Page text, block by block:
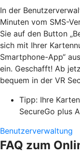
In der
Minuten vom SMS-
Sie auf den Button
sich mit Ihrer
Smartphone-App“
ein. Geschafft! Ab
bequem in der VR
Tipp: Ihre
SecureGo plus
Benutzerverwaltung
FAQ zum